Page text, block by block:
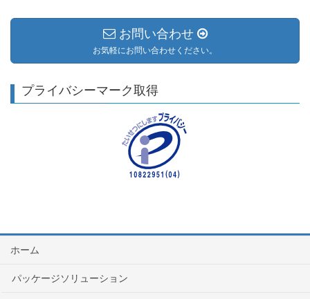
お問い合わせ
お気軽にお問い合わせください。
プライバシーマーク取得
ホーム
パッケージソリューション